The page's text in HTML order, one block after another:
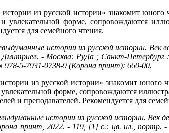
из русской истории» знакомит
увлекательной форме, сопровождаются
для семейного чтения.
истории из русской истории. Век
- Москва: РуДа ; Санкт-
978-5-7931-0738-9 (Корона принт): 660-00.
из русской истории» знакомит
форме, сопровождаются
и преподавателей. Рекомендуется для
истории из русской истории.
принт, 2022. - 119, [1] с.: цв. ил., портр.